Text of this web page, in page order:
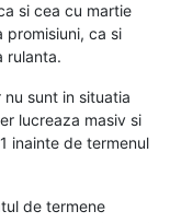
si cea cu martie
promisiuni, ca si
rulanta.
sunt in situatia
lucreaza masiv si
inainte de termenul
de termene